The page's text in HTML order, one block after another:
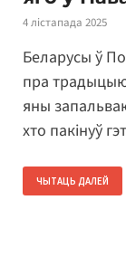
4 лістапада 2025
Беларусы ў
пра
яны
хто пакінуў
ЧЫТАЦЬ ДАЛЕЙ